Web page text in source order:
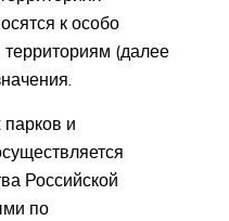
к особо
(далее
и
Российской
по